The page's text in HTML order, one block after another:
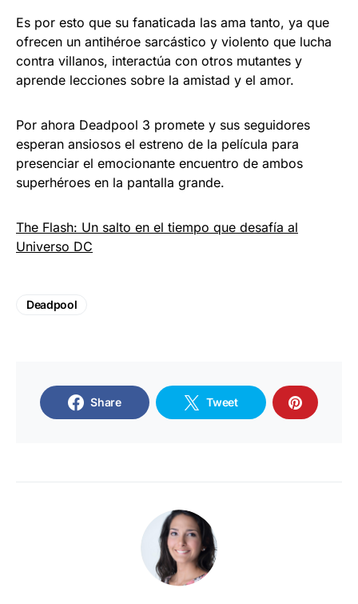
Es por esto que su fanaticada las ama tanto, ya que
ofrecen un antihéroe sarcástico y violento que lucha
contra villanos, interactúa con otros mutantes y
aprende lecciones sobre la amistad y el amor.
Por ahora Deadpool 3 promete y sus seguidores
esperan ansiosos el estreno de la película para
presenciar el emocionante encuentro de ambos
superhéroes en la pantalla grande.
The Flash: Un salto en el tiempo que desafía al
Universo DC
Deadpool
Share Tweet